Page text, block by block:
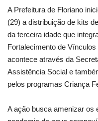
A Prefeitura de Floriano
(29) a distribuição de kits
da terceira idade que
Fortalecimento de
acontece através da
Assistência Social e
pelos programas Criança
A ação busca amenizar os